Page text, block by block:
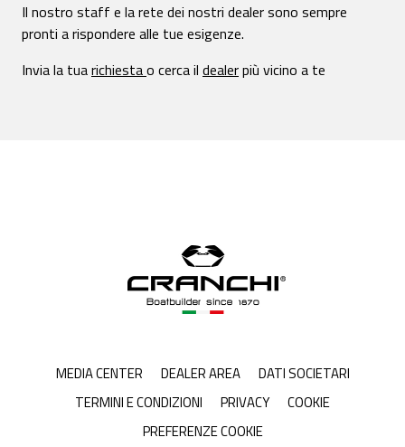
Il nostro staff e la rete dei nostri dealer sono sempre
pronti a rispondere alle tue esigenze.
Invia la tuarichiestao cerca il dealerpiù vicino a te
MEDIA CENTER DEALER AREA
DATI SOCIETARI
TERMINI E CONDIZIONI
PRIVACY
COOKIE
PREFERENZE COOKIE